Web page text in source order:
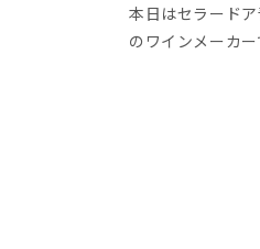
本日はセラード
のワインメーカー